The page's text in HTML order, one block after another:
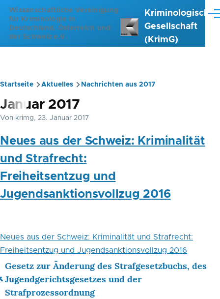
Direkt zum Inhalt
Wissenschaftliche Vereinigung
für Kriminologie in
Deutschland, Österreich und
der Schweiz e.V.
Kriminologische
Gesellschaft
(KrimG)
Pfadnavigation
Startseite Aktuelles Nachrichten aus 2017
Januar 2017
Von krimg, 23. Januar 2017
Neues aus der Schweiz: Kriminalität
und Strafrecht:
Freiheitsentzug und
Jugendsanktionsvollzug 2016
Neues aus der Schweiz: Kriminalität und Strafrecht:
Freiheitsentzug und Jugendsanktionsvollzug 2016
Links
für
Gesetz zur Änderung des Strafgesetzbuchs, des
Jugendgerichtsgesetzes und der
Strafprozessordnung